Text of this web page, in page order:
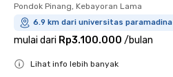
Pondok Pinang, Kebayoran Lama
6.9 km dari universitas paramadina
mulai dari Rp3.100.000 /bulan
Lihat info lebih banyak